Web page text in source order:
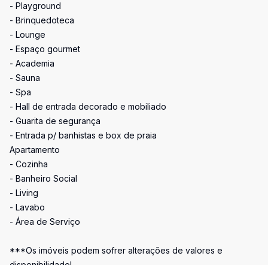
- Playground
- Brinquedoteca
- Lounge
- Espaço gourmet
- Academia
- Sauna
- Spa
- Hall de entrada decorado e mobiliado
- Guarita de segurança
- Entrada p/ banhistas e box de praia
Apartamento
- Cozinha
- Banheiro Social
- Living
- Lavabo
- Área de Serviço
***Os imóveis podem sofrer alterações de valores e